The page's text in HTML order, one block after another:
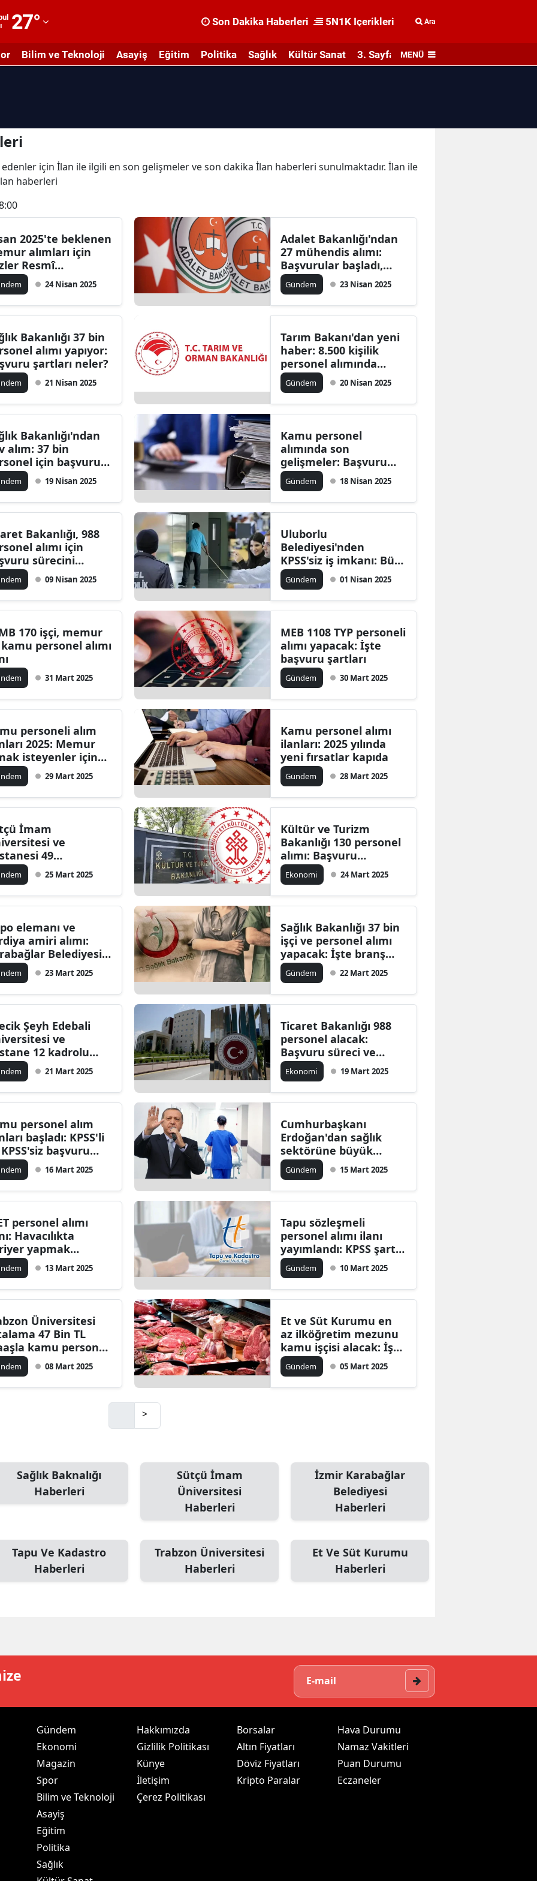
27° Son Dakika Haberleri 5N1K İçerikleri Ara
Bilim ve Teknoloji Asayiş Eğitim Politika Sağlık Kültür Sanat 3. Sayfa MENÜ
için İlan ile ilgili en son gelişmeler ve son dakika İlan haberleri sunulmaktadır. İlan ile
haberleri
2025'te beklenen
alımları için
Resmî
Hangi
kadro açtı?
24 Nisan 2025
Adalet Bakanlığı'ndan
27 mühendis alımı:
Başvurular başladı,
şartlar neler?
Gündem 23 Nisan 2025
Bakanlığı 37 bin
alımı yapıyor:
şartları neler?
21 Nisan 2025
Tarım Bakanı'dan yeni
haber: 8.500 kişilik
personel alımında
branşlar belli oldu
Gündem 20 Nisan 2025
Bakanlığı'ndan
alım: 37 bin
için başvuru
ve şartlar belli
mu?
19 Nisan 2025
Kamu personel
alımında son
gelişmeler: Başvuru
tarihleri ve şartları
neler?
Gündem 18 Nisan 2025
Bakanlığı, 988
alımı için
sürecini
Son tarih 11
09 Nisan 2025
Uluborlu
Belediyesi'nden
KPSS'siz iş imkanı: Büro
memuru ve beden
işçisi alımı başlıyor
Gündem 01 Nisan 2025
170 işçi, memur
personel alımı
31 Mart 2025
MEB 1108 TYP personeli
alımı yapacak: İşte
başvuru şartları
Gündem 30 Mart 2025
personeli alım
2025: Memur
isteyenler için
başvuruları
29 Mart 2025
Kamu personel alımı
ilanları: 2025 yılında
yeni fırsatlar kapıda
Gündem 28 Mart 2025
İmam
ve
49
personel
yapıyor25 Mart 2025
Kültür ve Turizm
Bakanlığı 130 personel
alımı: Başvuru
detayları belli oldu
Ekonomi 24 Mart 2025
elemanı ve
amiri alımı:
Belediyesi
23 Mart 2025
Sağlık Bakanlığı 37 bin
işçi ve personel alımı
yapacak: İşte branş
dağılımı ve başvuru
şartları
Gündem 22 Mart 2025
Şeyh Edebali
ve
12 kadrolu
ile sağlık
alıyor
21 Mart 2025
Ticaret Bakanlığı 988
personel alacak:
Başvuru süreci ve
şartlar açıklandı
Ekonomi 19 Mart 2025
personel alım
başladı: KPSS'li
başvuru
16 Mart 2025
Cumhurbaşkanı
Erdoğan'dan sağlık
sektörüne büyük
müjde: 37 Bin yeni
personel alımı
yapılacak
Gündem 15 Mart 2025
personel alımı
Havacılıkta
yapmak
fırsat
13 Mart 2025
Tapu sözleşmeli
personel alımı ilanı
yayımlandı: KPSS şartı
yok
Gündem 10 Mart 2025
Üniversitesi
47 Bin TL
kamu personeli
ilanı
08 Mart 2025
Et ve Süt Kurumu en
az ilköğretim mezunu
kamu işçisi alacak: İşte
detaylar
Gündem 05 Mart 2025
>
Sağlık Baknalığı
Haberleri
Sütçü İmam
Üniversitesi
Haberleri
İzmir Karabağlar
Belediyesi
Haberleri
Tapu Ve Kadastro
Haberleri
Trabzon Üniversitesi
Haberleri
Et Ve Süt Kurumu
Haberleri
Gündem
Ekonomi
Magazin
Spor
Bilim ve Teknoloji
Asayiş
Eğitim
Politika
Sağlık
Hakkımızda
Gizlilik Politikası
Künye
İletişim
Çerez Politikası
Borsalar
Altın Fiyatları
Döviz Fiyatları
Kripto Paralar
Hava Durumu
Namaz Vakitleri
Puan Durumu
Eczaneler